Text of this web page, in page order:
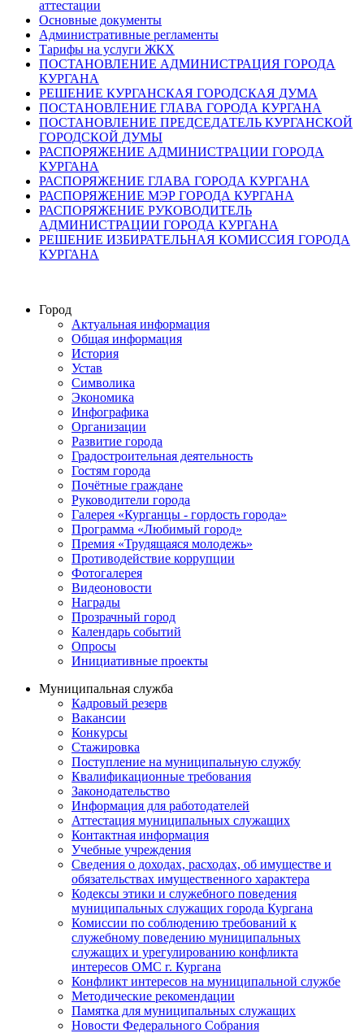
аттестации
Основные документы
Административные регламенты
Тарифы на услуги ЖКХ
ПОСТАНОВЛЕНИЕ АДМИНИСТРАЦИЯ ГОРОДА
КУРГАНА
РЕШЕНИЕ КУРГАНСКАЯ ГОРОДСКАЯ ДУМА
ПОСТАНОВЛЕНИЕ ГЛАВА ГОРОДА КУРГАНА
ПОСТАНОВЛЕНИЕ ПРЕДСЕДАТЕЛЬ КУРГАНСКОЙ
ГОРОДСКОЙ ДУМЫ
РАСПОРЯЖЕНИЕ АДМИНИСТРАЦИИ ГОРОДА
КУРГАНА
РАСПОРЯЖЕНИЕ ГЛАВА ГОРОДА КУРГАНА
РАСПОРЯЖЕНИЕ МЭР ГОРОДА КУРГАНА
РАСПОРЯЖЕНИЕ РУКОВОДИТЕЛЬ
АДМИНИСТРАЦИИ ГОРОДА КУРГАНА
РЕШЕНИЕ ИЗБИРАТЕЛЬНАЯ КОМИССИЯ ГОРОДА
КУРГАНА
Город
Актуальная информация
Общая информация
История
Устав
Символика
Экономика
Инфографика
Организации
Развитие города
Градостроительная деятельность
Гостям города
Почётные граждане
Руководители города
Галерея «Курганцы - гордость города»
Программа «Любимый город»
Премия «Трудящаяся молодежь»
Противодействие коррупции
Фотогалерея
Видеоновости
Награды
Прозрачный город
Календарь событий
Опросы
Инициативные проекты
Муниципальная служба
Кадровый резерв
Вакансии
Конкурсы
Стажировка
Поступление на муниципальную службу
Квалификационные требования
Законодательство
Информация для работодателей
Аттестация муниципальных служащих
Контактная информация
Учебные учреждения
Сведения о доходах, расходах, об имуществе и
обязательствах имущественного характера
Кодексы этики и служебного поведения
муниципальных служащих города Кургана
Комиссии по соблюдению требований к
служебному поведению муниципальных
служащих и урегулированию конфликта
интересов ОМС г. Кургана
Конфликт интересов на муниципальной службе
Методические рекомендации
Памятка для муниципальных служащих
Новости Федерального Cобрания